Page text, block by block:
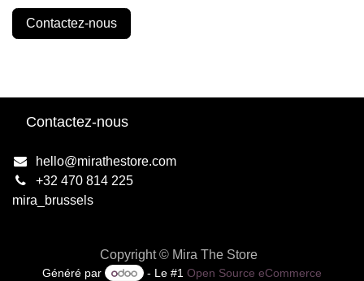
Contactez-nous
Contactez-nous
hello@mirathestore.com
+32 470 814 225
mira_brussels
Copyright © Mira The Store
Généré par - Le #1Open Source eCommerce